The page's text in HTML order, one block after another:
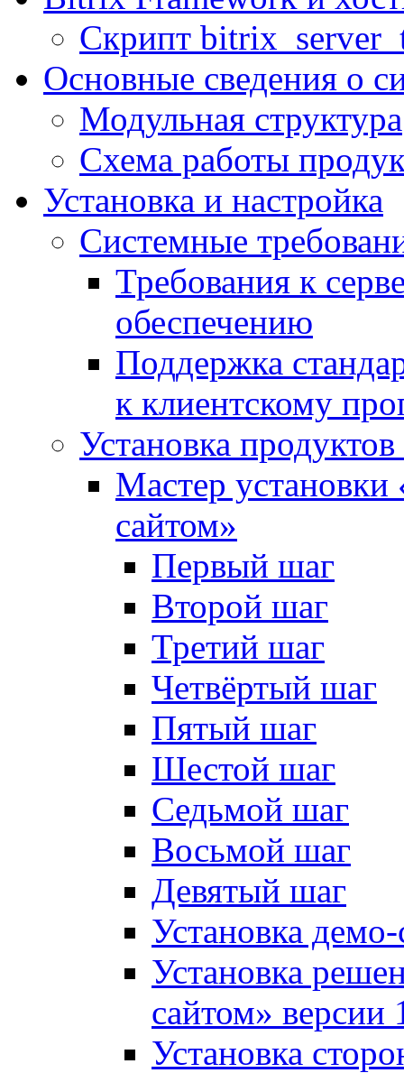
Скрипт
Основные сведения о
Модульная структура
Схема работы
Установка и настройка
Системные
Требования к
обеспечению
Поддержка
к клиентскому
Установка
Мастер
сайтом»
Первый шаг
Второй шаг
Третий шаг
Четвёртый шаг
Пятый шаг
Шестой шаг
Седьмой шаг
Восьмой шаг
Девятый шаг
Установка
Установка
сайтом»
Установка